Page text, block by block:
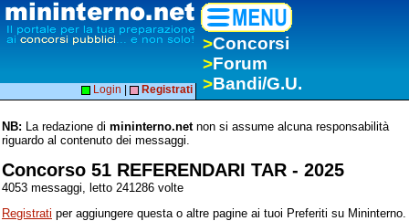
>Concorsi
>Forum
>Bandi/G.U.
Login Registrati
NB: La redazione di mininterno.netnon si assume alcuna responsabilità
riguardo al contenuto dei messaggi.
Concorso 51 REFERENDARI TAR - 2025
4053 messaggi, letto 241286 volte
Registrati per aggiungere questa o altre pagine ai tuoi Preferiti su Mininterno.